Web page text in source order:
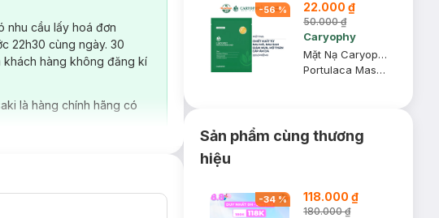
nhu cầu lấy hoá đơn
22h30 cùng ngày. 30
khách hàng không đăng kí
là hàng chính hãng có
-56% 22.000 ₫
50.000 ₫
Caryophy
Mặt Nạ Caryophy Làm Giảm Mụn, Thâm & Dưỡng Ẩm Da 22g
Portulaca Mask Sheet 3in1
Sản phẩm cùng thương
hiệu
-34% 118.000 ₫
180.000 ₫